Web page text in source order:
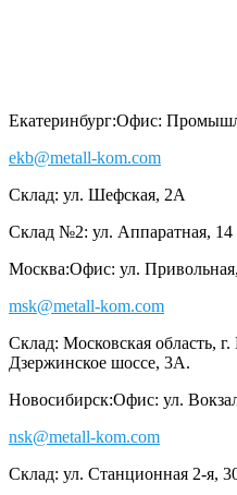
Екатеринбург:Офис:
ekb@metall-kom.com
Склад: ул. Шефская, 2А
Склад №2: ул. Аппаратная, 14
Москва:Офис: ул.
msk@metall-kom.com
Склад: Московская область,
Дзержинское шоссе, 3А.
Новосибирск:Офис: ул.
nsk@metall-kom.com
Склад: ул. Станционная 2-я,